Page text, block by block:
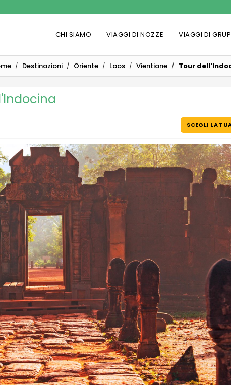
CHI SIAMO VIAGGI DI NOZZE VIAGGI DI
Destinazioni Oriente Laos Vientiane Tour
SCEGLI LA